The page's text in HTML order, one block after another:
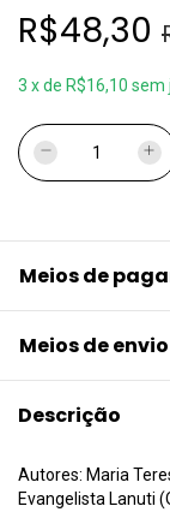
R$48,30
3 xde R$16,10 sem
Meios de
Meios de envio
Descrição
Autores: Maria
Evangelista Lanuti